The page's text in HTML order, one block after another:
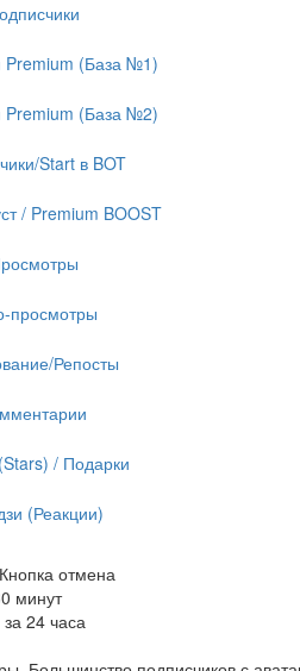
Premium (База №1)
Premium (База №2)
Start в BOT
/ Premium BOOST
просмотры
Репосты
/ Подарки
(Реакции)
Кнопка отмена
минут
24 часа